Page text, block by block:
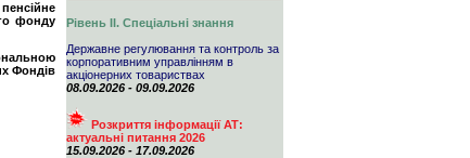
фонду
Фондів
Рівень ІІ. Спеціальні знання
Державне регулювання та контроль за
корпоративним управлінням в
акціонерних товариствах
08.09.2026 - 09.09.2026
Розкриття інформації АТ:
актуальні питання 2026
15.09.2026 - 17.09.2026